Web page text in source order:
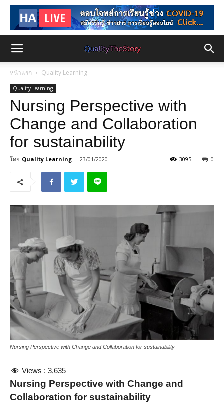
หน้าแรก Quality Learning
Quality Learning
Nursing Perspective with
Change and Collaboration
for sustainability
โดย Quality Learning - 23/01/2020 0
3095
Nursing Perspective with Change and Collaboration for sustainability
Views : 3,635
Nursing Perspective with Change and
Collaboration for sustainability